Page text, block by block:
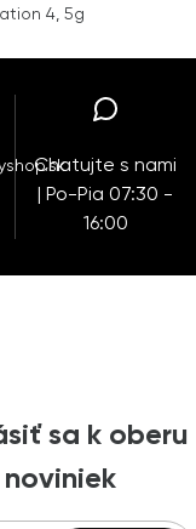
4, 5g
Chatujte s nami
| Po-Pia 07:30 -
16:00
sa k oberu
noviniek